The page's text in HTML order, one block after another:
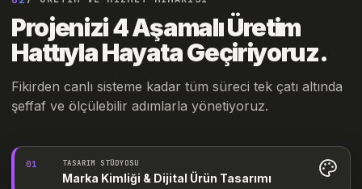
Projenizi 4 Aşamalı Üretim
Hattıyla Hayata Geçiriyoruz.
Fikirden canlı sisteme kadar tüm süreci tek çatı altında
şeffaf ve ölçülebilir adımlarla yönetiyoruz.
01 TASARIM STÜDYOSU
Marka Kimliği & Dijital Ürün Tasarımı